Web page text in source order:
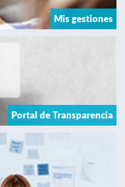
Mis gestiones
Portal de Transparencia